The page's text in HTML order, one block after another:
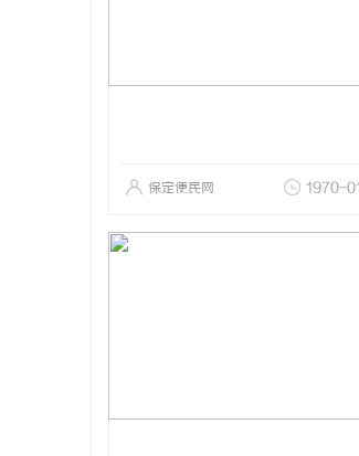
保定便民网 1970-